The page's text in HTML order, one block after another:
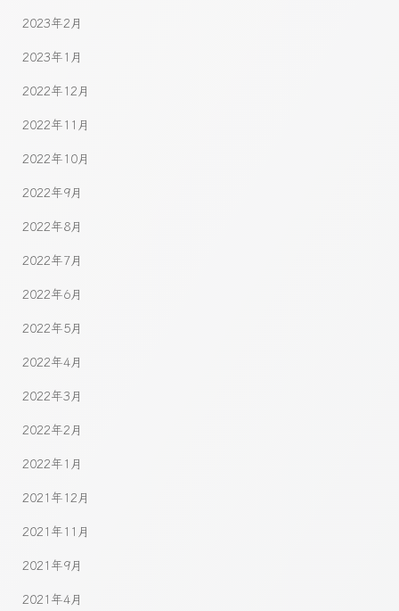
2023年2月
2023年1月
2022年12月
2022年11月
2022年10月
2022年9月
2022年8月
2022年7月
2022年6月
2022年5月
2022年4月
2022年3月
2022年2月
2022年1月
2021年12月
2021年11月
2021年9月
2021年4月